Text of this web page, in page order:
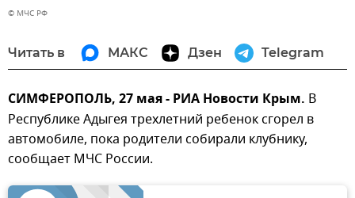
© МЧС РФ
Читать в МАКС Дзен Telegram
СИМФЕРОПОЛЬ, 27 мая - РИА Новости Крым. В
Республике Адыгея трехлетний ребенок сгорел в
автомобиле, пока родители собирали клубнику,
сообщает МЧС России.